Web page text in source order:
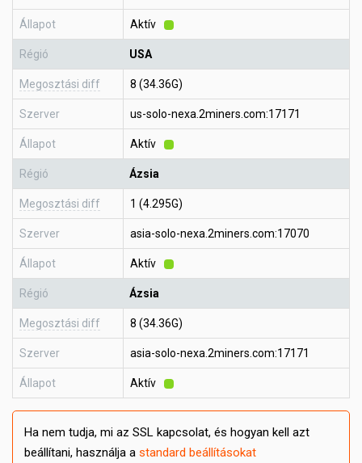
Állapot Aktív
Régió USA
Megosztási diff 8 (34.36G)
Szerver us-solo-nexa.2miners.com:17171
Állapot Aktív
Régió Ázsia
Megosztási diff 1 (4.295G)
Szerver asia-solo-nexa.2miners.com:17070
Állapot Aktív
Régió Ázsia
Megosztási diff 8 (34.36G)
Szerver asia-solo-nexa.2miners.com:17171
Állapot Aktív
Ha nem tudja, mi az SSL kapcsolat, és hogyan kell azt
beállítani, használja a standard beállításokat